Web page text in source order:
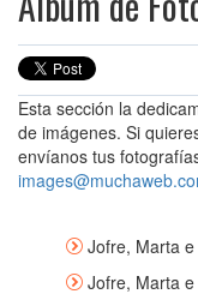
Esta sección la
de imágenes. Si
envíanos tus
Jofre, Marta
Jofre, Marta